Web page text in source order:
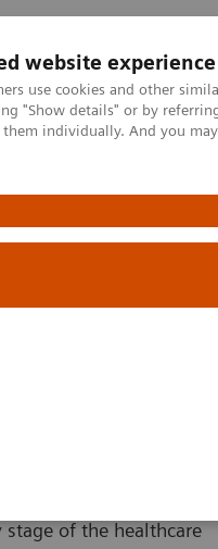
website experience
use cookies and other
"Show details" or by
individually. And you
Laboratorní diagnostika
of the healthcare